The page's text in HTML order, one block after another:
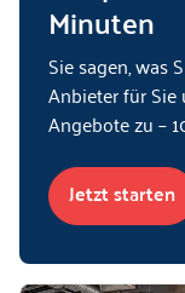
Minuten
Sie sagen, was
Anbieter für
Angebote zu –
Jetzt starten